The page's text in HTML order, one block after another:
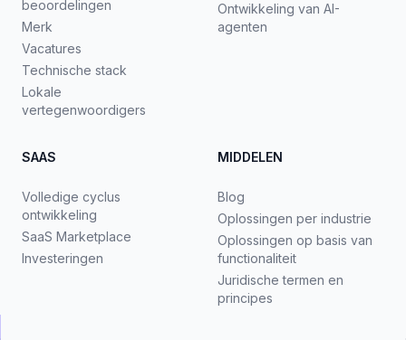
beoordelingen
Merk
Vacatures
Technische stack
Lokale
vertegenwoordigers
Ontwikkeling van AI-
agenten
SAAS
Volledige cyclus
ontwikkeling
SaaS Marketplace
Investeringen
MIDDELEN
Blog
Oplossingen per industrie
Oplossingen op basis van
functionaliteit
Juridische termen en
principes